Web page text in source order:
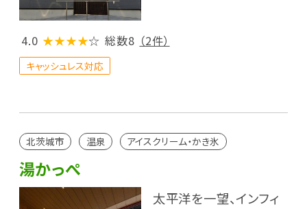
4.0 ★★★★☆ 総数8 （2件）
キャッシュレス対応
北茨城市 温泉 アイスクリーム・かき氷
湯かっぺ
太平洋を一望、インフィ